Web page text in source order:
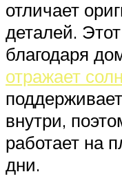
отличает
деталей.
благодаря
отражает
внутри,
работает на
дни.